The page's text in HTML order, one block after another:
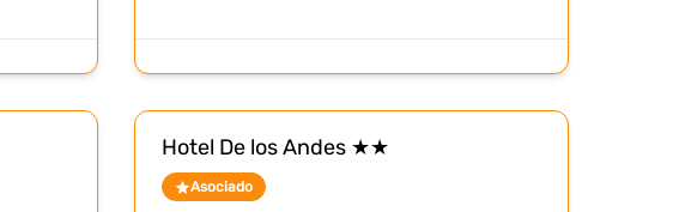
Hotel De los Andes ★★
Asociado